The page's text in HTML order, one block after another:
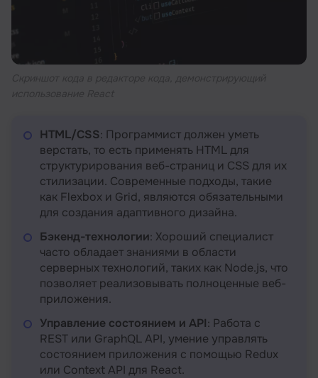
HTML/CSS: Программист должен уметь
верстать, то есть применять HTML для
структурирования веб-страниц и CSS для их
стилизации. Современные подходы, такие
как Flexbox и Grid, являются обязательными
для создания адаптивного дизайна.
Бэкенд-технологии: Хороший специалист
часто обладает знаниями в области
серверных технологий, таких как Node.js, что
позволяет реализовывать полноценные веб-
приложения.
Управление состоянием и API: Работа с
REST или GraphQL API, умение управлять
состоянием приложения с помощью Redux
или Context API для React.